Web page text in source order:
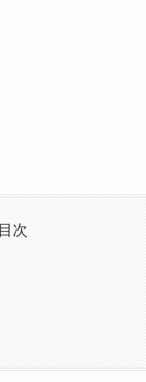
目次